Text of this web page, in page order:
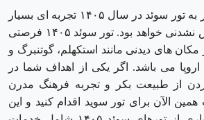
برنامه ریزی برای سفر به تور سوئد در سال ۱۴۰۵ تجربه ای بسیار
هیجان انگیز و فراموش نشدنی خواهد بود. تور سوئد ۱۴۰۵ فرصتی
مکان های دیدنی مانند استکهلم، گوتنبرگ و
می باشد. اگر یکی از اهداف شما در
از طبیعت بکر و تجربه فرهنگ مدرن
الآن برای تور سويد اقدام کنید و این